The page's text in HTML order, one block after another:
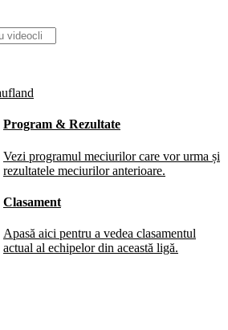
Program & Rezultate
Vezi programul meciurilor care vor urma și
rezultatele meciurilor anterioare.
Clasament
Apasă aici pentru a vedea clasamentul
actual al echipelor din această ligă.